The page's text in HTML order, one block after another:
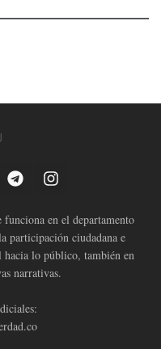
en el departamento
participación ciudadana e
lo público, también en
narrativas.